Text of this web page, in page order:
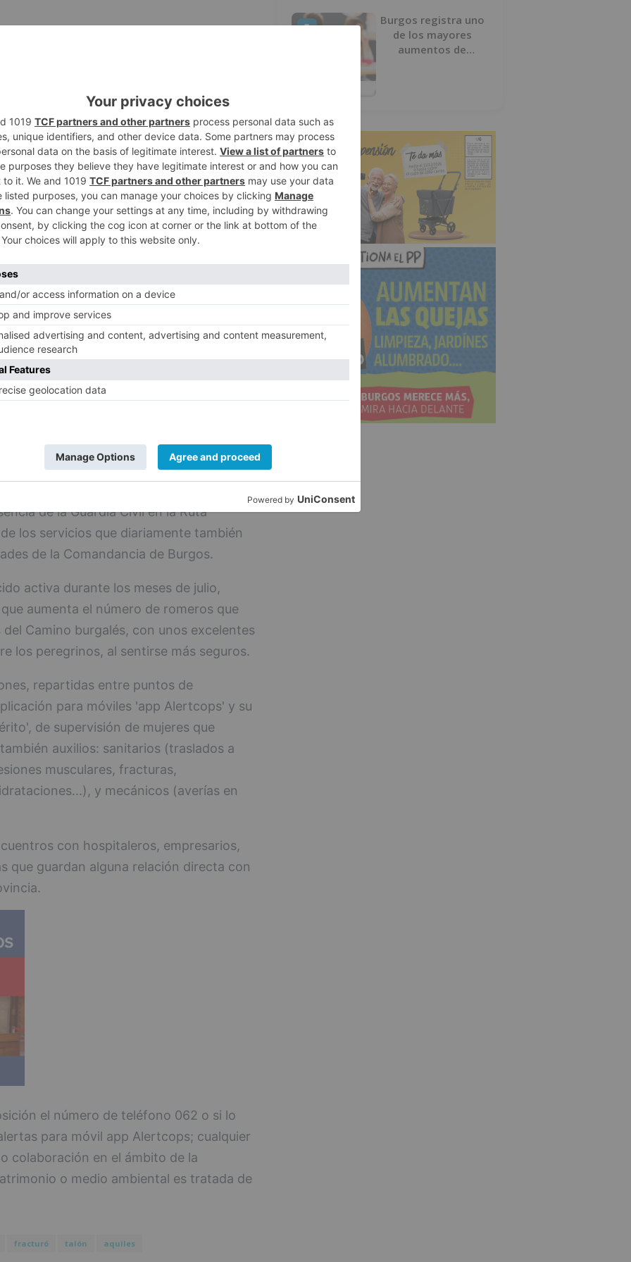
que con fuerte dolores no
en el vehículo todo terreno del
la ambulancia, y desde allí
de Burgos.
peregrina perdió el equilibrio cuando
estado del tramo por el que
se fracturó el Talón de Aquiles.
han llevado a cabo los efectivos de
el realizado a una enfermera belga,
infarto pero que finalmente resultó ser
glucómetro personal que portaba -que
de que se agravara la situación.
2022, en julio del presente año se
de la Guardia Civil en la Ruta
los servicios que diariamente también
de la Comandancia de Burgos.
activa durante los meses de julio,
aumenta el número de romeros que
Camino burgalés, con unos excelentes
los peregrinos, al sentirse más seguros.
repartidas entre puntos de
para móviles 'app Alertcops' y su
de supervisión de mujeres que
auxilios: sanitarios (traslados a
musculares, fracturas,
y mecánicos (averías en
con hospitaleros, empresarios,
que guardan alguna relación directa con
el número de teléfono 062 o si lo
para móvil app Alertcops; cualquier
colaboración en el ámbito de la
o medio ambiental es tratada de
fracturó talón aquiles
5
Burgos registra uno
de los mayores
aumentos de